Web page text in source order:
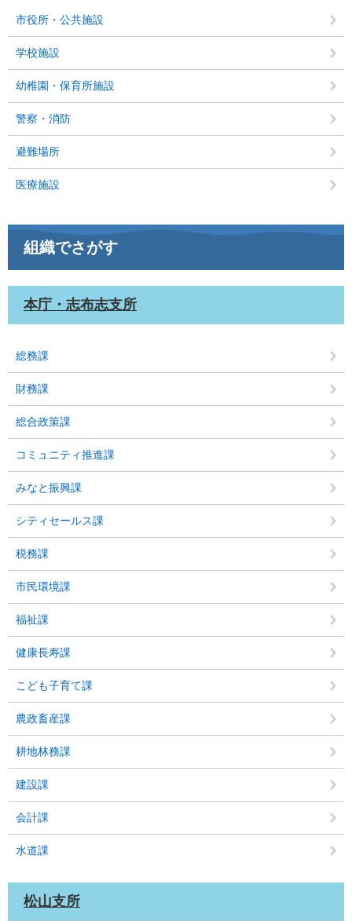
市役所・公共施設
学校施設
幼稚園・保育所施設
警察・消防
避難場所
医療施設
組織でさがす
本庁・志布志支所
総務課
財務課
総合政策課
コミュニティ推進課
みなと振興課
シティセールス課
税務課
市民環境課
福祉課
健康長寿課
こども子育て課
農政畜産課
耕地林務課
建設課
会計課
水道課
松山支所